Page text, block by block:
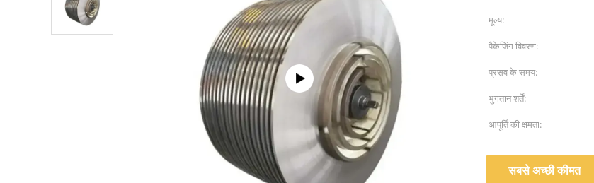
मूल्य:
पैकेजिंग विवरण:
प्रसव के समय:
भुगतान शर्तें:
आपूर्ति की क्षमता:
सबसे अच्छी कीमत